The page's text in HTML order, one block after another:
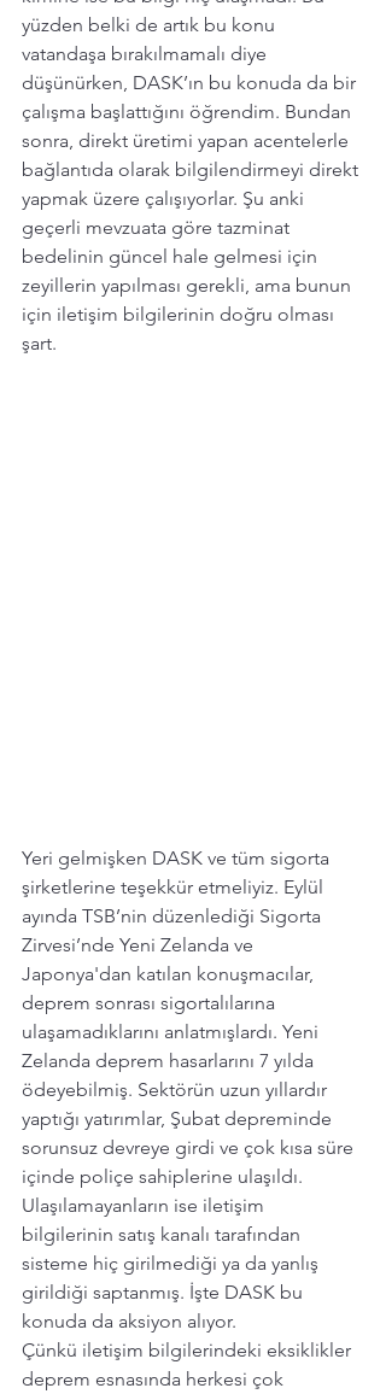
yüzden belki de artık bu konu
vatandaşa bırakılmamalı diye
düşünürken, DASK’ın bu konuda da bir
çalışma başlattığını öğrendim. Bundan
sonra, direkt üretimi yapan acentelerle
bağlantıda olarak bilgilendirmeyi direkt
yapmak üzere çalışıyorlar. Şu anki
geçerli mevzuata göre tazminat
bedelinin güncel hale gelmesi için
zeyillerin yapılması gerekli, ama bunun
için iletişim bilgilerinin doğru olması
şart.
Yeri gelmişken DASK ve tüm sigorta
şirketlerine teşekkür etmeliyiz. Eylül
ayında TSB’nin düzenlediği Sigorta
Zirvesi’nde Yeni Zelanda ve
Japonya'dan katılan konuşmacılar,
deprem sonrası sigortalılarına
ulaşamadıklarını anlatmışlardı. Yeni
Zelanda deprem hasarlarını 7 yılda
ödeyebilmiş. Sektörün uzun yıllardır
yaptığı yatırımlar, Şubat depreminde
sorunsuz devreye girdi ve çok kısa süre
içinde poliçe sahiplerine ulaşıldı.
Ulaşılamayanların ise iletişim
bilgilerinin satış kanalı tarafından
sisteme hiç girilmediği ya da yanlış
girildiği saptanmış. İşte DASK bu
konuda da aksiyon alıyor.
Çünkü iletişim bilgilerindeki eksiklikler
deprem esnasında herkesi çok